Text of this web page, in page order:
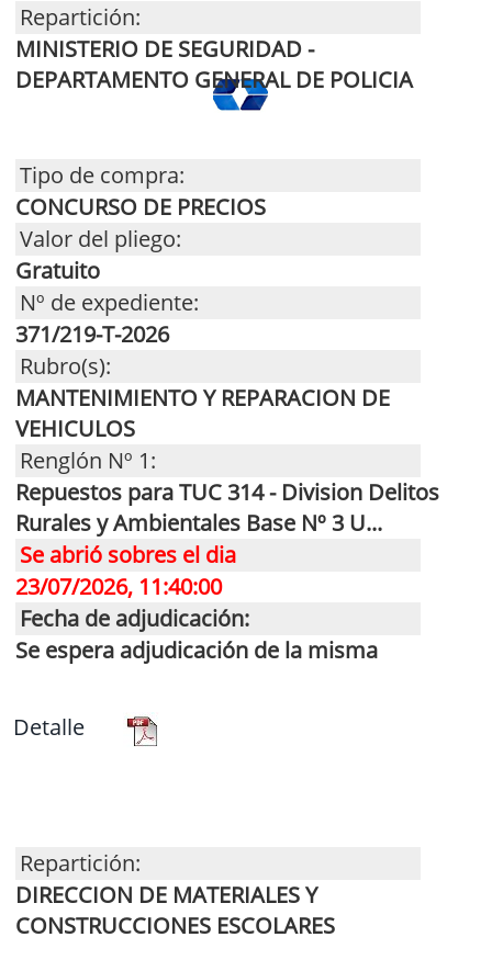
Repartición:
MINISTERIO DE SEGURIDAD -
DEPARTAMENTO GENERAL DE POLICIA
Tipo de compra:
CONCURSO DE PRECIOS
Valor del pliego:
Gratuito
Nº de expediente:
371/219-T-2026
Rubro(s):
MANTENIMIENTO Y REPARACION DE
VEHICULOS
Renglón Nº 1:
Repuestos para TUC 314 - Division Delitos
Rurales y Ambientales Base Nº 3 U...
Se abrió sobres el dia
23/07/2026, 11:40:00
Fecha de adjudicación:
Se espera adjudicación de la misma
Detalle
Repartición:
DIRECCION DE MATERIALES Y
CONSTRUCCIONES ESCOLARES